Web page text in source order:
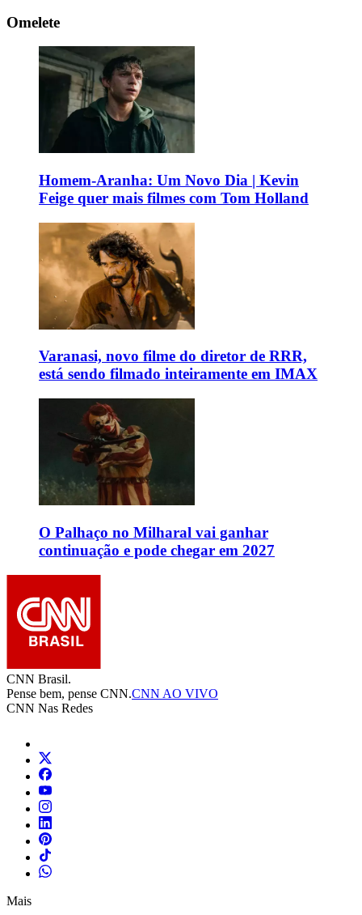
Omelete
Homem-Aranha: Um Novo Dia | Kevin
Feige quer mais filmes com Tom Holland
Varanasi, novo filme do diretor de RRR,
está sendo filmado inteiramente em IMAX
O Palhaço no Milharal vai ganhar
continuação e pode chegar em 2027
CNN Brasil.
Pense bem, pense CNN.CNN AO VIVO
CNN Nas Redes
Mais